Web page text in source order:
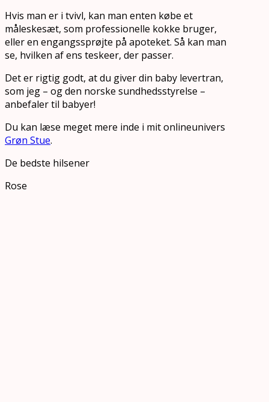
Hvis man er i tvivl, kan man enten købe et
måleskesæt, som professionelle kokke bruger,
eller en engangssprøjte på apoteket. Så kan man
se, hvilken af ens teskeer, der passer.
Det er rigtig godt, at du giver din baby levertran,
som jeg – og den norske sundhedsstyrelse –
anbefaler til babyer!
Du kan læse meget mere inde i mit onlineunivers
Grøn Stue.
De bedste hilsener
Rose